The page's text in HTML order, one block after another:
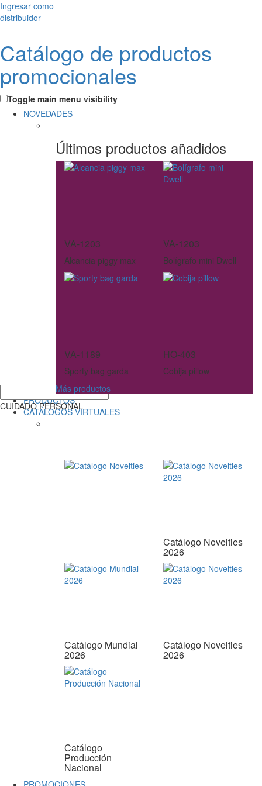
Ingresar como
distribuidor
Catálogo de productos
promocionales
Toggle main menu visibility
NOVEDADES
Últimos productos añadidos
VA-1203
Alcancia piggy max
VA-1203
Bolígrafo mini Dwell
VA-1189
Sporty bag garda
HO-403
Cobija pillow
Más productos
PRODUCTOS
CATÁLOGOS VIRTUALES
Catálogo Novelties
2026
Catálogo Mundial
2026
Catálogo Novelties
2026
Catálogo
Producción
Nacional
CUIDADO PERSONAL